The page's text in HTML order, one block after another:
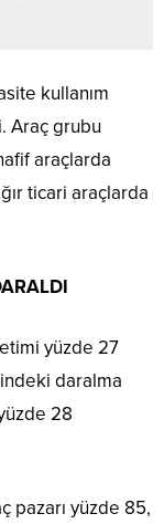
kullanım
Araç grubu
araçlarda
ticari araçlarda
yüzde 27
daralma
28
pazarı yüzde 85,